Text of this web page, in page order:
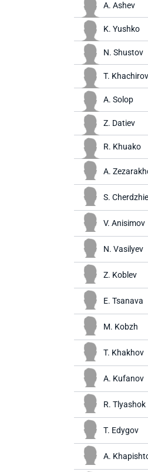
A. Ashev
K. Yushko
N. Shustov
T. Khachirov
A. Solop
Z. Datiev
R. Khuako
A.
S.
V. Anisimov
N. Vasilyev
Z. Koblev
E. Tsanava
M. Kobzh
T. Khakhov
A. Kufanov
R. Tlyashok
T. Edygov
A.